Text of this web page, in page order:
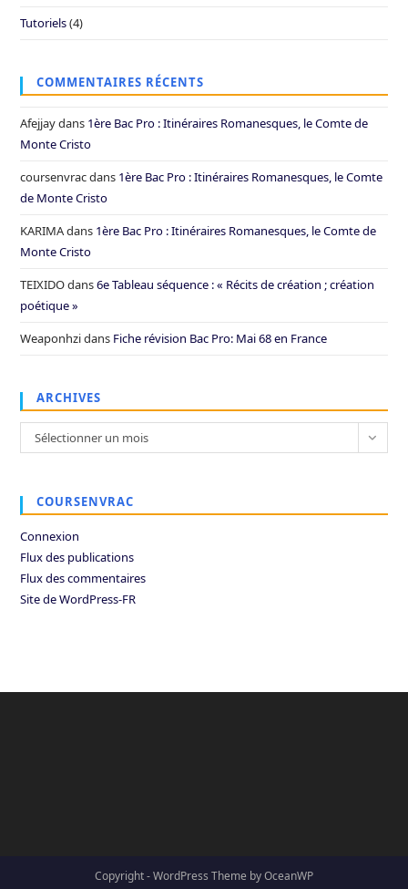
Tutoriels(4)
COMMENTAIRES RÉCENTS
Afejjaydans 1ère Bac Pro : Itinéraires Romanesques, le Comte de
Monte Cristo
coursenvracdans 1ère Bac Pro : Itinéraires Romanesques, le Comte
de Monte Cristo
KARIMAdans 1ère Bac Pro : Itinéraires Romanesques, le Comte de
Monte Cristo
TEIXIDOdans6e Tableau séquence : « Récits de création ; création
poétique »
Weaponhzidans Fiche révision Bac Pro: Mai 68 en France
ARCHIVES
Archives
Sélectionner un mois
COURSENVRAC
Connexion
Flux des publications
Flux des commentaires
Site de WordPress-FR
Copyright - WordPress Theme by OceanWP